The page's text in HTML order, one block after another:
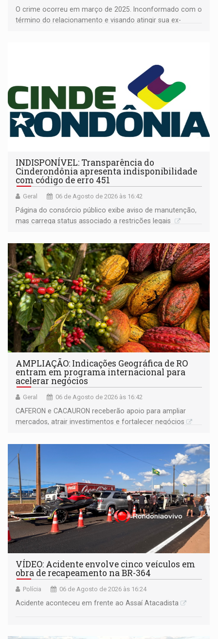
O crime ocorreu em março de 2025. Inconformado com o
término do relacionamento e visando atingir sua ex-
INDISPONÍVEL: Transparência do
Cinderondônia apresenta indisponibilidade
com código de erro 451
Geral 06 de Agosto de 2026 às 16:42
Página do consórcio público exibe aviso de manutenção,
mas carrega status associado a restrições legais
AMPLIAÇÃO: Indicações Geográfica de RO
entram em programa internacional para
acelerar negócios
Geral 06 de Agosto de 2026 às 16:42
CAFERON e CACAURON receberão apoio para ampliar
mercados, atrair investimentos e fortalecer negócios
VÍDEO: Acidente envolve cinco veículos em
obra de recapeamento na BR-364
Polícia 06 de Agosto de 2026 às 16:24
Acidente aconteceu em frente ao Assaí Atacadista